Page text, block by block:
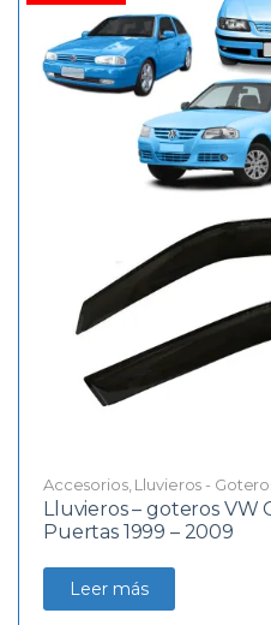
Accesorios, Lluvieros -
Lluvieros – goteros VW
Puertas 1999 – 2009
Leer más